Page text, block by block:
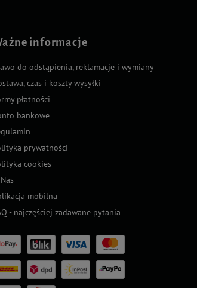
informacje
do odstąpienia, reklamacje i wymiany
czas i koszty wysyłki
płatności
bankowe
prywatności
cookies
mobilna
- najczęściej zadawane pytania